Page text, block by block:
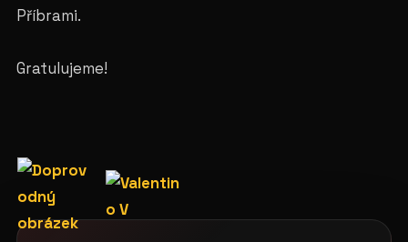
Příbrami.
Gratulujeme!